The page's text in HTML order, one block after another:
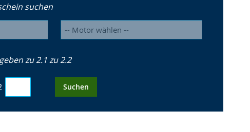
suchen
zu 2.1 zu 2.2
Suchen